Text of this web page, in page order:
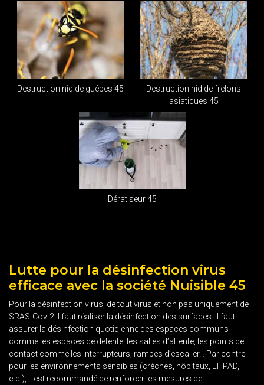
Destruction nid de guêpes 45
Destruction nid de frelons
asiatiques 45
Dératiseur 45
Lutte pour la désinfection virus
efficace avec la société Nuisible 45
Pour la désinfection virus, de tout virus et non pas uniquement de
SRAS-Cov-2 il faut réaliser la désinfection des surfaces. Il faut
assurer la désinfection quotidienne des espaces communs
comme les espaces de détente, les salles d’attente, les points de
contact comme les interrupteurs, rampes d’escalier… Par contre
pour les environnements sensibles (crèches, hôpitaux, EHPAD,
etc.), il est recommandé de renforcer les mesures de